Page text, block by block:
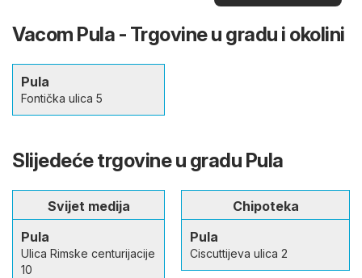
Vacom Pula - Trgovine u gradu i okolini
Pula
Fontička ulica 5
Slijedeće trgovine u gradu Pula
Svijet medija
Pula
Ulica Rimske centurijacije
10
Chipoteka
Pula
Ciscuttijeva ulica 2